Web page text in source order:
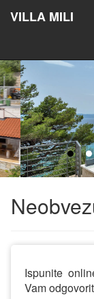
VILLA MILI
Ispunite
Vam